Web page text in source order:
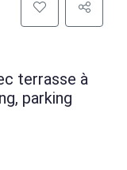
terrasse à
parking